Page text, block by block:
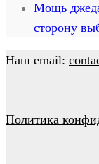
Мощь
сторону
Наш email:
Политика